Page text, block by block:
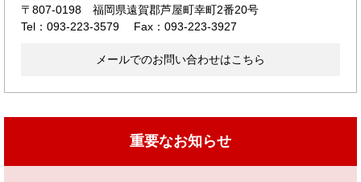
〒807-0198
福岡県遠賀郡芦屋町幸町2番20号
Tel：093-223-3579
Fax：093-223-3927
メールでのお問い合わせはこちら
重要なお知らせ